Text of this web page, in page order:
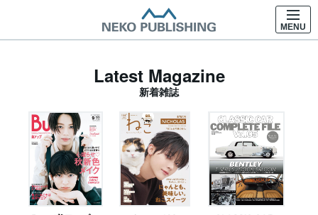
MENU
Latest Magazine
新着雑誌